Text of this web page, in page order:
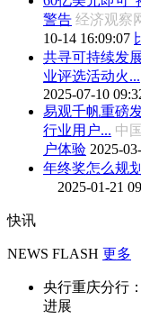
警告 经济观察
10-14 16:09:07
共寻可持续发
业评选活动火...
2025-07-10
易观千帆重磅
行业用户... 中
户体验 2025-
年终奖怎么规
2025-01-21
快讯
NEWS FLASH 更多
央行重庆分行
进展